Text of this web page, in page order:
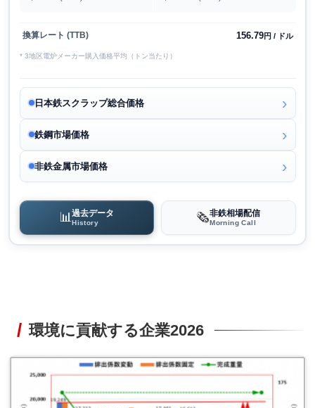
換算レート (TTB) 156.79円 / ドル
* 3地区電炉メーカー購入価格平均（トン当たり）
日本鉄スクラップ総合価格
鉄鋼市場価格
非鉄金属市場価格
📊過去データ
History 🗞️非鉄相場配信
Morning Call
環境に貢献する企業2026